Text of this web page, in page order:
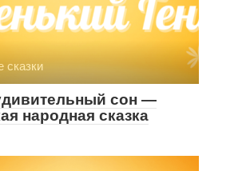
сказки
сон —
народная сказка